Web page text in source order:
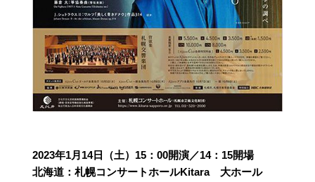
2023年1月14日（土）15：00開演／14：15開場
北海道：札幌コンサートホールKitara 大ホール